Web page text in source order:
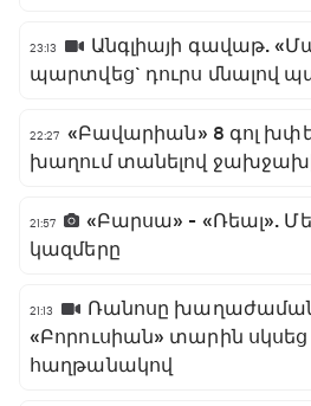
23:13
Անգլիայի գավաթ.
պարտվեց` դուրս մնալով
22:27 «Բավարիան» 8 գոլ
խաղում տանելով
21:57
«Բարսա» - «Ռեալ».
կազմերը
21:13
Ռանոսը
«Բորուսիան» տարին
հաղթանակով